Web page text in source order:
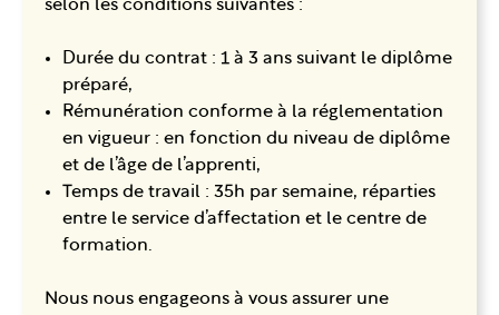
selon les conditions suivantes :
Durée du contrat : 1 à 3 ans suivant le diplôme
préparé,
Rémunération conforme à la réglementation
en vigueur : en fonction du niveau de diplôme
et de l’âge de l’apprenti,
Temps de travail : 35h par semaine, réparties
entre le service d’affectation et le centre de
formation.
Nous nous engageons à vous assurer une